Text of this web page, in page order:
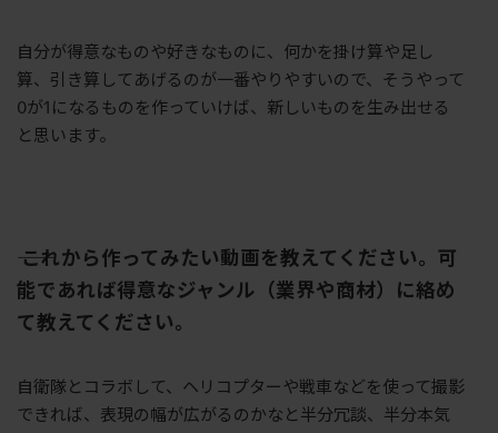
自分が得意なものや好きなものに、何かを掛け算や足し
算、引き算してあげるのが一番やりやすいので、そうやって
0が1 になるものを作っていけば、新しいものを生み出せる
と思います。
―― これから作ってみたい動画を教えてください。可
能であれば得意なジャンル（業界や商材）に絡め
て教えてください。
自衛隊とコラボして、ヘリコプターや戦車などを使って撮影
できれば、表現の幅が広がるのかなと半分冗談、半分本気